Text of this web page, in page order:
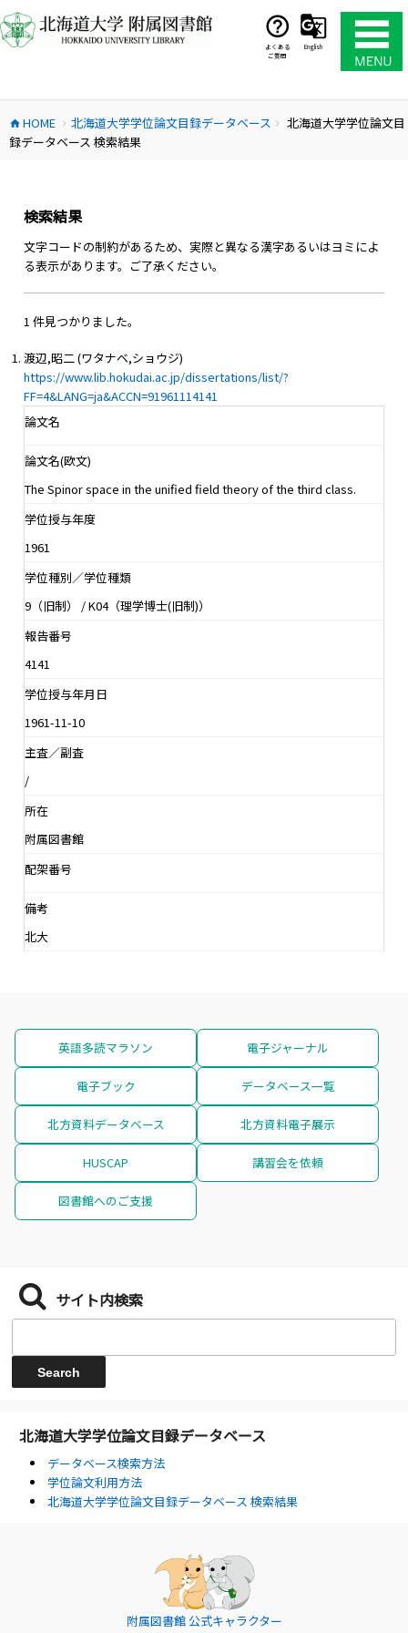
ン
テ
ス
キ
よくある
ご質問
English
home HOME chevron_right 北海道大学学位論文目録データベース chevron_right
北海道大学学位論文目
録データベース 検索結果
検索結果
文字コードの制約があるため、実際と異なる漢字あるいはヨミによ
る表示があります。ご了承ください。
1 件見つかりました。
渡辺,昭二 (ワタナベ,ショウジ)
https://www.lib.hokudai.ac.jp/dissertations/list/?
FF=4&LANG=ja&ACCN=91961114141
論文名
論文名(欧文)
The Spinor space in the unified field theory of the third class.
学位授与年度
1961
学位種別／学位種類
9（旧制） / K04（理学博士(旧制)）
報告番号
4141
学位授与年月日
1961-11-10
主査／副査
/
所在
附属図書館
配架番号
備考
北大
英語多読マラソン 電子ジャーナル
電子ブック データベース一覧
北方資料データベース 北方資料電子展示
HUSCAP 講習会を依頼
図書館へのご支援
サイト内検索
北海道大学学位論文目録データベース
データベース検索方法
学位論文利用方法
北海道大学学位論文目録データベース 検索結果
附属図書館 公式キャラクター